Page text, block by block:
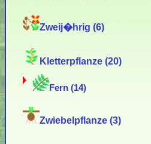
Zweij�hrig (6)
Kletterpflanze (20)
Fern (14)
Zwiebelpflanze (3)